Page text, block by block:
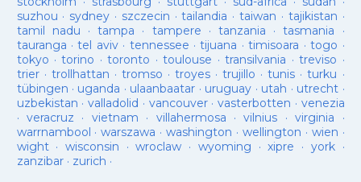
suzhou · sydney · szczecin ·tailandia ·taiwan · tajikistan ·
tamil nadu ·tampa · tampere · tanzania ·tasmania ·
tauranga ·tel aviv· tennessee ·tijuana ·timisoara ·togo ·
tokyo ·torino ·toronto ·toulouse ·transilvania ·treviso ·
trier· trollhattan · tromso · troyes·trujillo ·tunis ·turku ·
tübingen · uganda · ulaanbaatar · uruguay · utah · utrecht ·
uzbekistan · valladolid · vancouver· vasterbotten · venezia
· veracruz · vietnam · villahermosa ·vilnius ·virginia ·
warrnambool ·warszawa ·washington · wellington · wien ·
wight· wisconsin ·wroclaw · wyoming ·xipre · york·
zanzibar· zurich ·